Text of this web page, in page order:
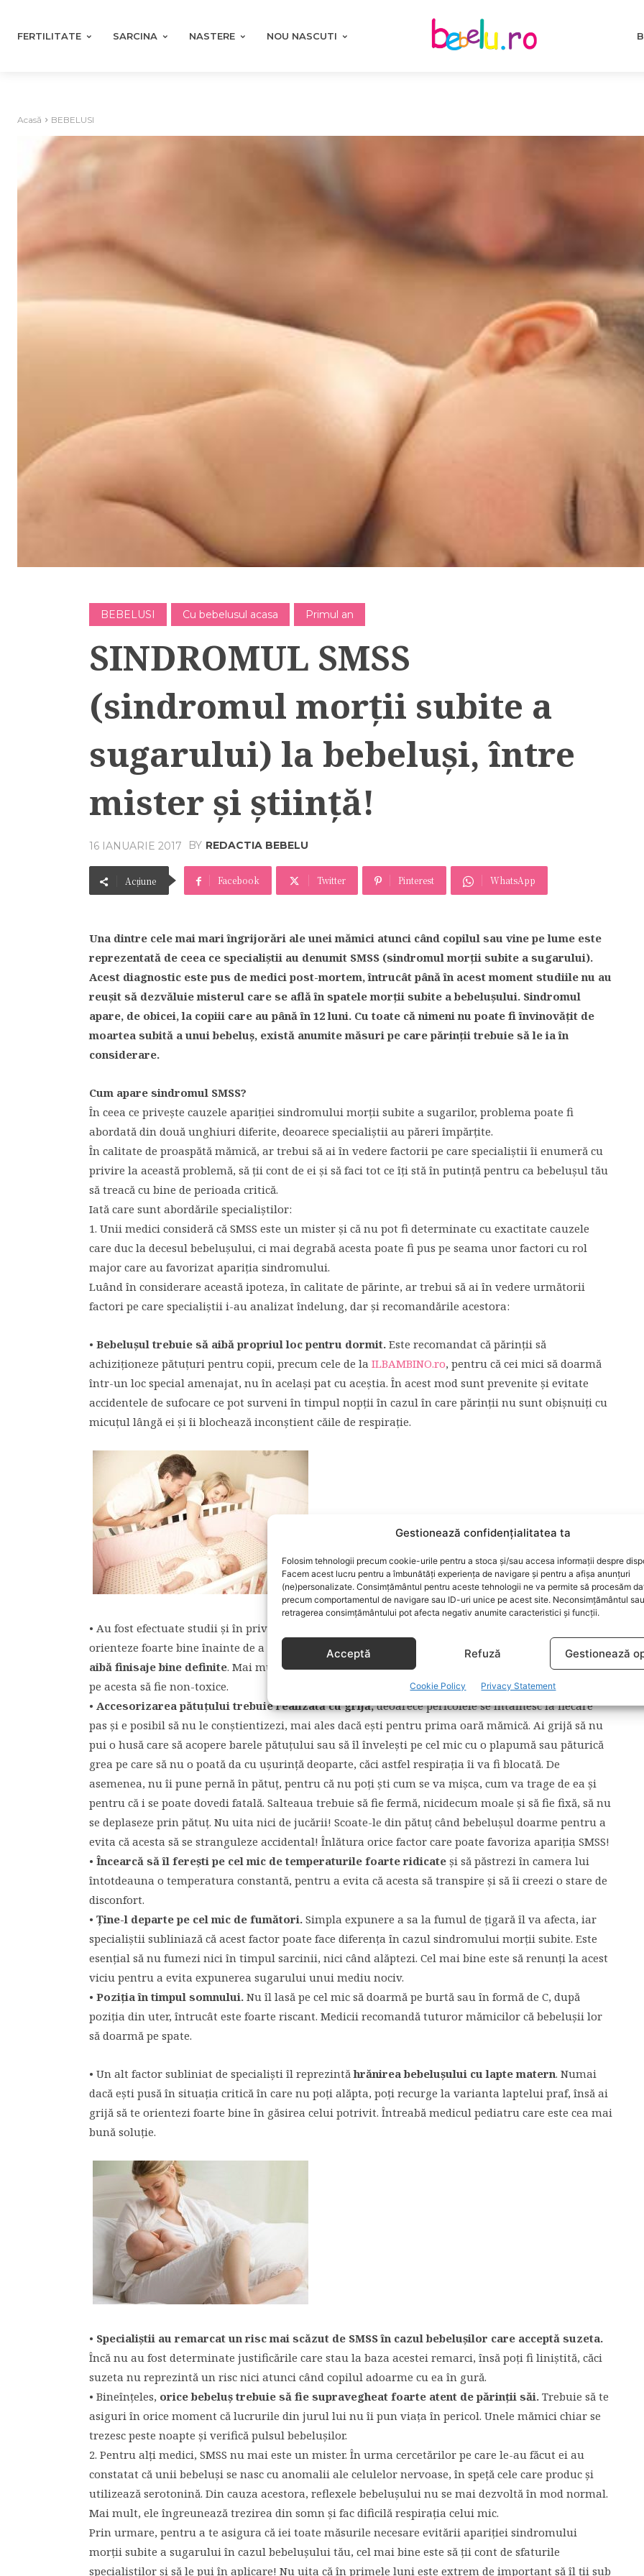
Gestionează confidențialitatea ta
Folosim tehnologii precum cookie-urile pentru a stoca și/sau accesa informații despre
Facem acest lucru pentru a îmbunătăți experiența de navigare și pentru a afișa anunțuri
(ne)personalizate. Consimțământul pentru aceste tehnologii ne va permite să procesăm
precum comportamentul de navigare sau ID-uri unice pe acest site. Neconsimțământul sau
retragerea consimțământului pot afecta negativ anumite caracteristici și funcții.
Acceptă Refuză Gestionează
Cookie Policy Privacy Statement
FERTILITATE SARCINA NASTERE NOU NASCUTI
Acasă BEBELUSI
BEBELUSI Cu bebelusul acasa Primul an
SINDROMUL SMSS
(sindromul morţii subite a
sugarului) la bebeluşi, între
mister şi ştiinţă!
16 IANUARIE 2017 BY REDACTIA BEBELU
Acțiune Facebook Twitter Pinterest WhatsApp
Una dintre cele mai mari îngrijorări ale unei mămici atunci când copilul sau vine pe lume este
reprezentată de ceea ce specialiştii au denumit SMSS (sindromul morţii subite a sugarului).
Acest diagnostic este pus de medici post-mortem, întrucât până în acest moment studiile nu au
reuşit să dezvăluie misterul care se află în spatele morţii subite a bebeluşului. Sindromul
apare, de obicei, la copiii care au până în 12 luni. Cu toate că nimeni nu poate fi învinovăţit de
moartea subită a unui bebeluş, există anumite măsuri pe care părinţii trebuie să le ia în
considerare.
Cum apare sindromul SMSS?
În ceea ce priveşte cauzele apariţiei sindromului morţii subite a sugarilor, problema poate fi
abordată din două unghiuri diferite, deoarece specialiştii au păreri împărţite.
În calitate de proaspătă mămică, ar trebui să ai în vedere factorii pe care specialiştii îi enumeră cu
privire la această problemă, să ţii cont de ei şi să faci tot ce îţi stă în putinţă pentru ca bebeluşul tău
să treacă cu bine de perioada critică.
Iată care sunt abordările specialiştilor:
1. Unii medici consideră că SMSS este un mister şi că nu pot fi determinate cu exactitate cauzele
care duc la decesul bebeluşului, ci mai degrabă acesta poate fi pus pe seama unor factori cu rol
major care au favorizat apariţia sindromului.
Luând în considerare această ipoteza, în calitate de părinte, ar trebui să ai în vedere următorii
factori pe care specialiştii i-au analizat îndelung, dar şi recomandările acestora:
• Bebeluşul trebuie să aibă propriul loc pentru dormit. Este recomandat că părinţii să
achiziţioneze pătuţuri pentru copii, precum cele de la ILBAMBINO.ro, pentru că cei mici să doarmă
într-un loc special amenajat, nu în acelaşi pat cu aceştia. În acest mod sunt prevenite şi evitate
accidentele de sufocare ce pot surveni în timpul nopţii în cazul în care părinţii nu sunt obişnuiţi cu
micuţul lângă ei şi îi blochează inconştient căile de respiraţie.
• Au fost efectuate studii şi în privinţa pătuţurilor pentru bebeluşi, pentru că părinţii să ştie să se
orienteze foarte bine înainte de a face o alegere. În primul rând, u
n pătuţ trebuie să fie stabil şi să
aibă finisaje bine definite. Mai mult, pentru sănătatea bebeluşului e necesar că vopselele folosite
pe acesta să fie non-toxice.
• Accesorizarea pătuţului trebuie realizată cu grijă,deoarece pericolele se întâlnesc la fiecare
pas şi e posibil să nu le conştientizezi, mai ales dacă eşti pentru prima oară mămică. Ai grijă să nu
pui o husă care să acopere barele pătuţului sau să îl înveleşti pe cel mic cu o plapumă sau păturică
grea pe care să nu o poată da cu uşurinţă deoparte, căci astfel respiraţia îi va fi blocată. De
asemenea, nu îi pune pernă în pătuţ, pentru că nu poţi şti cum se va mişca, cum va trage de ea şi
pentru că i se poate dovedi fatală. Salteaua trebuie să fie fermă, nicidecum moale şi să fie fixă, să nu
se deplaseze prin pătuţ. Nu uita nici de jucării! Scoate-le din pătuţ când bebeluşul doarme pentru a
evita că acesta să se stranguleze accidental! Înlătura orice factor care poate favoriza apariţia SMSS!
• Încearcă să îl fereşti pe cel mic de temperaturile foarte ridicate şi să păstrezi în camera lui
întotdeauna o temperatura constantă, pentru a evita că acesta să transpire şi să îi creezi o stare de
disconfort.
• Ţine-l departe pe cel mic de fumători. Simpla expunere a sa la fumul de ţigară îl va afecta, iar
specialiştii subliniază că acest factor poate face diferenţa în cazul sindromului morţii subite. Este
esenţial să nu fumezi nici în timpul sarcinii, nici când alăptezi. Cel mai bine este să renunţi la acest
viciu pentru a evita expunerea sugarului unui mediu nociv.
• Poziţia în timpul somnului. Nu îl lasă pe cel mic să doarmă pe burtă sau în formă de C, după
poziţia din uter, întrucât este foarte riscant. Medicii recomandă tuturor mămicilor că bebeluşii lor
să doarmă pe spate.
• Un alt factor subliniat de specialişti îl reprezintăhrănirea bebeluşului cu lapte matern. Numai
dacă eşti pusă în situaţia critică în care nu poţi alăpta, poţi recurge la varianta laptelui praf, însă ai
grijă să te orientezi foarte bine în găsirea celui potrivit. Întreabă medicul pediatru care este cea mai
bună soluţie.
• Specialiştii au remarcat un risc mai scăzut de SMSS în cazul bebeluşilor care acceptă suzeta.
Încă nu au fost determinate justificările care stau la baza acestei remarci, însă poţi fi liniştită, căci
suzeta nu reprezintă un risc nici atunci când copilul adoarme cu ea în gură.
• Bineînţeles, orice bebeluş trebuie să fie supravegheat foarte atent de părinţii săi. Trebuie să te
asiguri în orice moment că lucrurile din jurul lui nu îi pun viaţa în pericol. Unele mămici chiar se
trezesc peste noapte şi verifică pulsul bebeluşilor.
2. Pentru alţi medici, SMSS nu mai este un mister. În urma cercetărilor pe care le-au făcut ei au
constatat că unii bebeluşi se nasc cu anomalii ale celulelor nervoase, în speţă cele care produc şi
utilizează serotonină. Din cauza acestora, reflexele bebeluşului nu se mai dezvoltă în mod normal.
Mai mult, ele îngreunează trezirea din somn şi fac dificilă respiraţia celui mic.
Prin urmare, pentru a te asigura că iei toate măsurile necesare evitării apariţiei sindromului
morţii subite a sugarului în cazul bebeluşului tău, cel mai bine este să ţii cont de sfaturile
specialiştilor şi să le pui în aplicare! Nu uita că în primele luni este extrem de important să îl ţii sub